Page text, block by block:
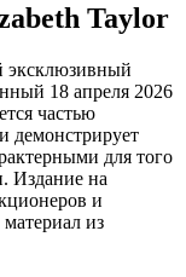
Taylor
эксклюзивный
18 апреля 2026
частью
и демонстрирует
для того
Издание на
и
из